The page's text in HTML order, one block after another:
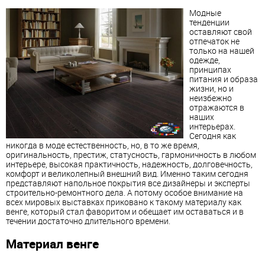
Модные
тенденции
оставляют свой
отпечаток не
только на нашей
одежде,
принципах
питания и образа
жизни, но и
неизбежно
отражаются в
наших
интерьерах.
Сегодня как
никогда в моде естественность, но, в то же время,
оригинальность, престиж, статусность, гармоничность в любом
интерьере, высокая практичность, надежность, долговечность,
комфорт и великолепный внешний вид. Именно таким сегодня
представляют напольное покрытия все дизайнеры и эксперты
строительно-ремонтного дела. А потому особое внимание на
всех мировых выставках приковано к такому материалу как
венге, который стал фаворитом и обещает им оставаться и в
течении достаточно длительного времени.
Материал венге